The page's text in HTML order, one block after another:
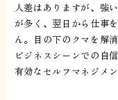
人差はありますが、強
が多く、翌日から仕事
ん。目の下のクマを解
ビジネスシーンでの自
有効なセルフマネジメ